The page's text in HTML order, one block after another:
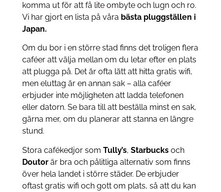
komma ut för att få lite ombyte och lugn och ro.
Vi har gjort en lista på våra bästa pluggställen i
Japan.
Om du bor i en större stad finns det troligen flera
caféer att välja mellan om du letar efter en plats
att plugga på. Det är ofta lätt att hitta gratis wifi,
men eluttag är en annan sak – alla caféer
erbjuder inte möjligheten att ladda telefonen
eller datorn. Se bara till att beställa minst en sak,
gärna mer, om du planerar att stanna en längre
stund.
Stora cafékedjor som Tully’s, Starbucksoch
Doutorär bra och pålitliga alternativ som finns
över hela landet i större städer. De erbjuder
oftast gratis wifi och gott om plats, så att du kan